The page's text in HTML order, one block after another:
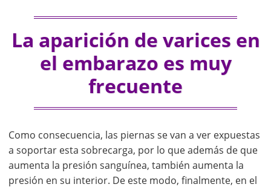
La aparición de varices en
el embarazo es muy
frecuente
Como consecuencia, las piernas se van a ver expuestas
a soportar esta sobrecarga, por lo que además de que
aumenta la presión sanguínea, también aumenta la
presión en su interior. De este modo, finalmente, en el